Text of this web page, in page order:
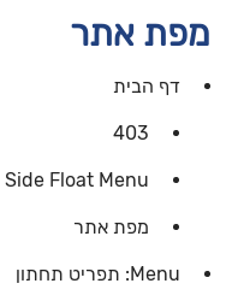
מפת אתר
דף הבית
403
Side Float Menu
מפת אתר
Menu: תפריט תחתון